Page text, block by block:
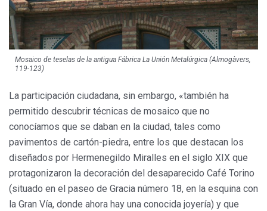
Mosaico de teselas de la antigua Fábrica La Unión Metalúrgica (Almogàvers,
119-123)
La participación ciudadana, sin embargo, «también ha
permitido descubrir técnicas de mosaico que no
conocíamos que se daban en la ciudad, tales como
pavimentos de cartón-piedra, entre los que destacan los
diseñados por Hermenegildo Miralles en el siglo XIX que
protagonizaron la decoración del desaparecido Café Torino
(situado en el paseo de Gracia número 18, en la esquina con
la Gran Vía, donde ahora hay una conocida joyería) y que